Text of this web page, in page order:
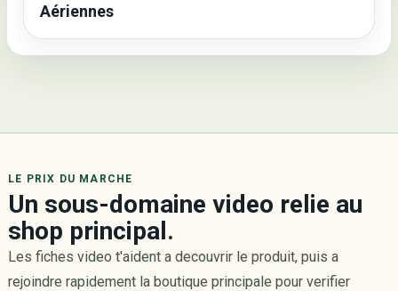
Aériennes
LE PRIX DU MARCHE
Un sous-domaine video relie au
shop principal.
Les fiches video t'aident a decouvrir le produit, puis a
rejoindre rapidement la boutique principale pour verifier